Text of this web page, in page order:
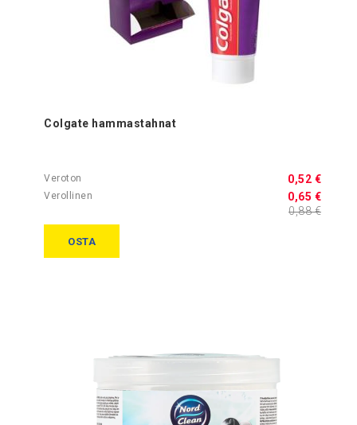
Colgate hammastahnat
0,65 €
0,52 €
0,88 €
OSTA